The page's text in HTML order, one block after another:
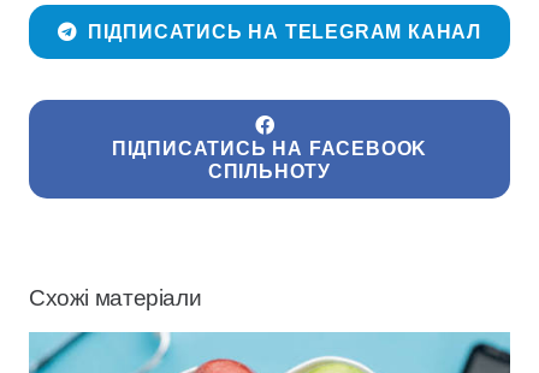
ПІДПИСАТИСЬ НА TELEGRAM КАНАЛ
ПІДПИСАТИСЬ НА FACEBOOK
СПІЛЬНОТУ
Схожі матеріали